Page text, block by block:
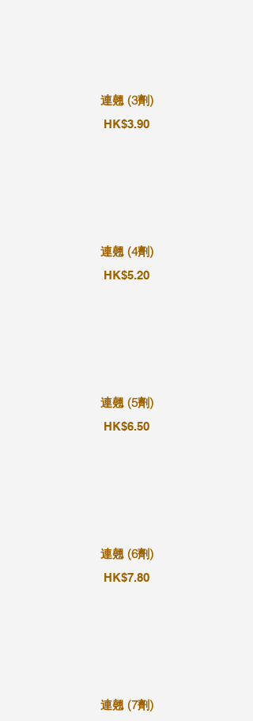
連翹 (3劑)
HK$3.90
連翹 (4劑)
HK$5.20
連翹 (5劑)
HK$6.50
連翹 (6劑)
HK$7.80
連翹 (7劑)